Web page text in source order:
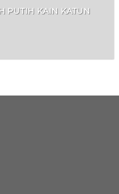
PUTIH KAIN KATUN